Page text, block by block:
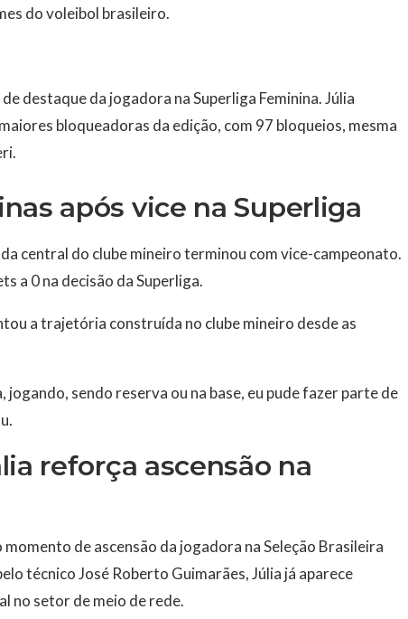
do voleibol brasileiro.
destaque da jogadora na Superliga Feminina. Júlia
bloqueadoras da edição, com 97 bloqueios, mesma
após vice na Superliga
central do clube mineiro terminou com vice-campeonato.
a 0 na decisão da Superliga.
a trajetória construída no clube mineiro desde as
jogando, sendo reserva ou na base, eu pude fazer parte de
reforça ascensão na
de ascensão da jogadora na Seleção Brasileira
técnico José Roberto Guimarães, Júlia já aparece
no setor de meio de rede.